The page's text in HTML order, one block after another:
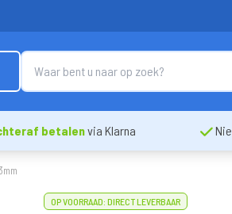
betalenvia Klarna
OP VOORRAAD: DIRECT LEVERBAAR